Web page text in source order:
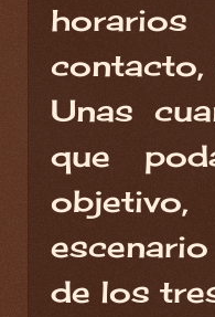
horarios
contacto,
Unas
que
de los